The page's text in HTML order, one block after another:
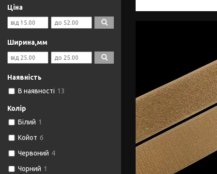
Ціна
Ширина,мм
Наявність
В наявності 13
Колір
Білий 1
Койот 6
Червоний 4
Чорний 1